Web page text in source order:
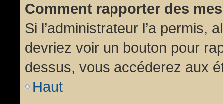
Comment rapporter des
Si l’administrateur l’a permis,
devriez voir un bouton pour
dessus, vous accéderez aux
Haut